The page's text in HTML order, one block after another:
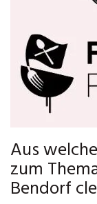
Aus
zum
Bendorf